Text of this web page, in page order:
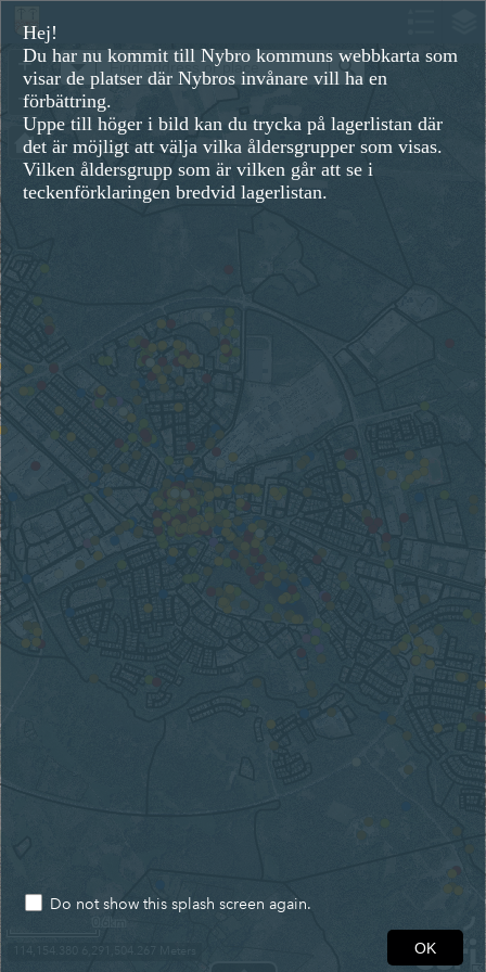
All Search
114,154.380 6,291,504.267 Meters
+
–
Hej!
Du har nu kommit till Nybro kommuns webbkarta som
visar de platser där Nybros invånare vill ha en
förbättring.
Uppe till höger i bild kan du trycka på lagerlistan där
det är möjligt att välja vilka åldersgrupper som visas.
Vilken åldersgrupp som är vilken går att se i
teckenförklaringen bredvid lagerlistan.
Do not show this splash screen again.
OK
Controller